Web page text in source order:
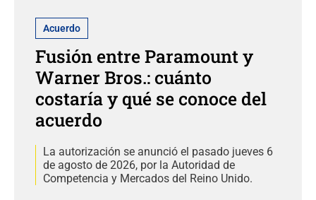
Acuerdo
Fusión entre Paramount y
Warner Bros.: cuánto
costaría y qué se conoce del
acuerdo
La autorización se anunció el pasado jueves 6
de agosto de 2026, por la Autoridad de
Competencia y Mercados del Reino Unido.